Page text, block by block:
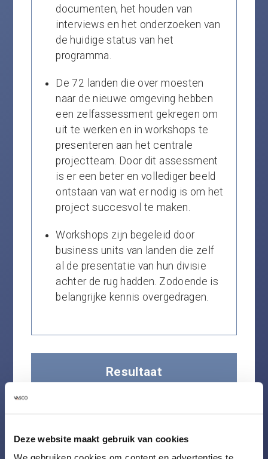
Deze website maakt gebruik van cookies
documenten, het houden van
interviews en het onderzoeken van
de huidige status van het
programma.
De 72 landen die over moesten
naar de nieuwe omgeving hebben
een zelfassessment gekregen om
uit te werken en in workshops te
presenteren aan het centrale
projectteam. Door dit assessment
is er een beter en vollediger beeld
ontstaan van wat er nodig is om het
project succesvol te maken.
Workshops zijn begeleid door
business units van landen die zelf
al de presentatie van hun divisie
achter de rug hadden. Zodoende is
belangrijke kennis overgedragen.
Resultaat
gehele programmastructuur